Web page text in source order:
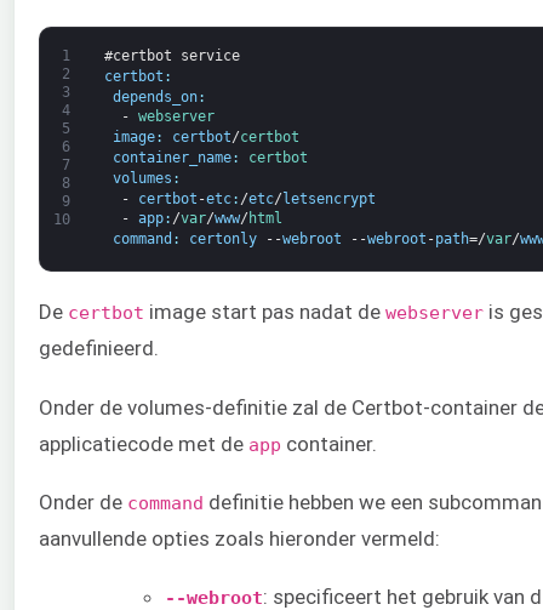
1
2
3
4
5
6
7
8
9
10
#certbot service
certbot :
depends_on:
- webserver
image: certbot/certbot
container_name:
certbot
volumes :
-
certbot -etc: /etc/letsencrypt
- app: /var/www/ html
command : certonly --webroot --webroot -path=/var/
De certbot image start pas nadat de webserver is
gedefinieerd.
Onder de volumes-definitie zal de Certbot-container
applicatiecode met de app container.
Onder de command definitie hebben we een
aanvullende opties zoals hieronder vermeld:
--webroot: specificeert het gebruik van